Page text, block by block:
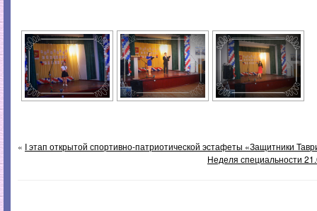
« I этап открытой спортивно-патриотической эстафеты «Защитники
Неделя специальности